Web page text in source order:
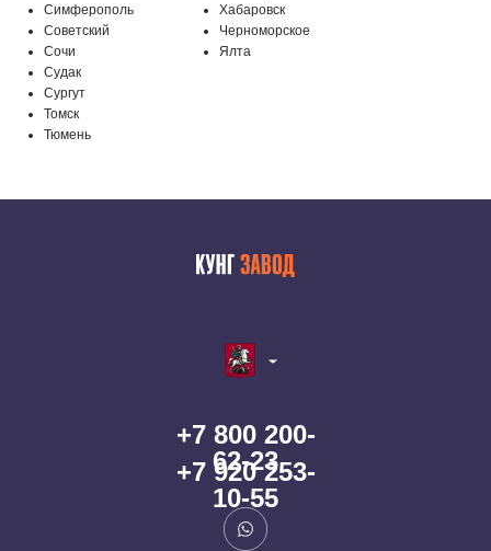
Симферополь
Советский
Сочи
Судак
Сургут
Томск
Тюмень
Хабаровск
Черноморское
Ялта
+7 800 200-
62-23
+7 920 253-
10-55